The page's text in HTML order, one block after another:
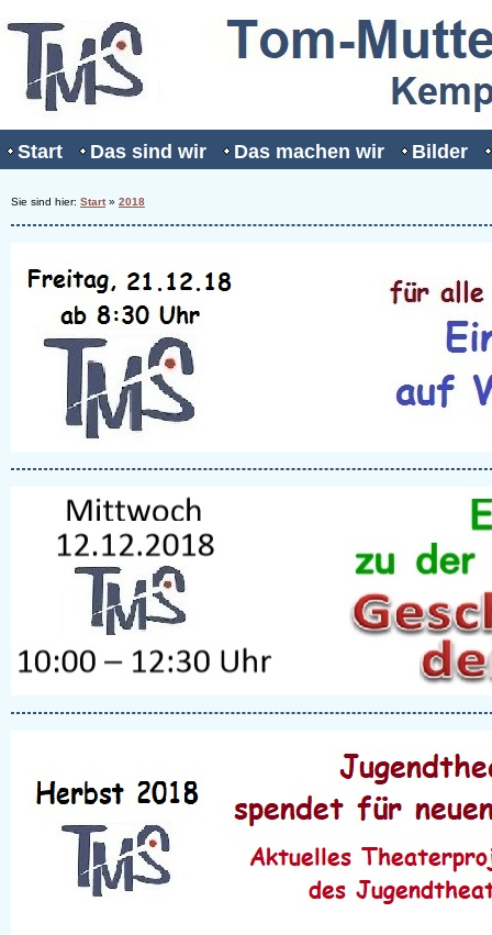
Start Das sind wir Das machen wir Bilder
Sie sind hier: Start» 2018